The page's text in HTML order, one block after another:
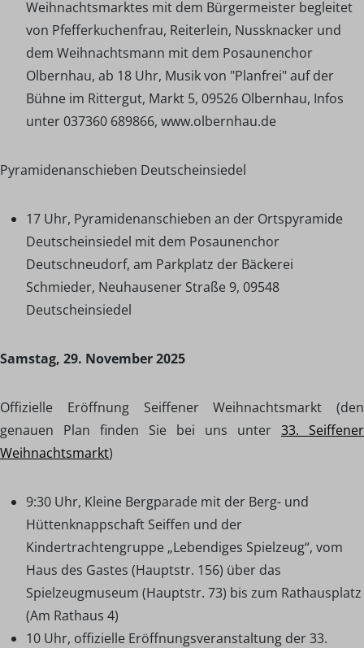
Weihnachtsmarktes mit dem Bürgermeister begleitet
von Pfefferkuchenfrau, Reiterlein, Nussknacker und
dem Weihnachtsmann mit dem Posaunenchor
Olbernhau, ab 18 Uhr, Musik von "Planfrei" auf der
Bühne im Rittergut, Markt 5, 09526 Olbernhau, Infos
unter 037360 689866, www.olbernhau.de
Pyramidenanschieben Deutscheinsiedel
17 Uhr, Pyramidenanschieben an der Ortspyramide
Deutscheinsiedel mit dem Posaunenchor
Deutschneudorf, am Parkplatz der Bäckerei
Schmieder, Neuhausener Straße 9, 09548
Deutscheinsiedel
Samstag, 29. November 2025
Offizielle Eröffnung Seiffener Weihnachtsmarkt (den
genauen Plan finden Sie bei uns unter 33. Seiffener
Weihnachtsmarkt)
9:30 Uhr, Kleine Bergparade mit der Berg- und
Hüttenknappschaft Seiffen und der
Kindertrachtengruppe „Lebendiges Spielzeug“, vom
Haus des Gastes (Hauptstr. 156) über das
Spielzeugmuseum (Hauptstr. 73) bis zum Rathausplatz
(Am Rathaus 4)
10 Uhr, offizielle Eröffnungsveranstaltung der 33.